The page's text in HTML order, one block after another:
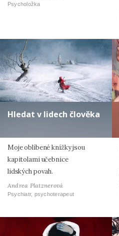
Psycholožka
Hledat v lidech člověka
Moje oblíbené knížky jsou
kapitolami učebnice
lidských povah.
Andrea Platznerová
Psychiatr, psychoterapeut